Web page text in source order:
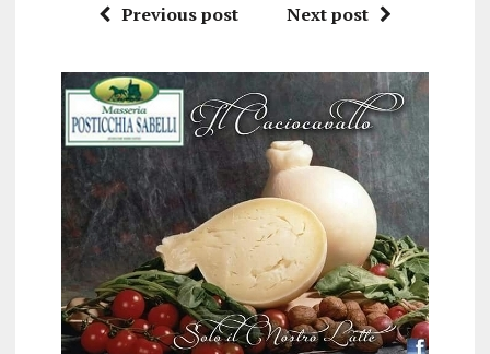
Previous post Next post